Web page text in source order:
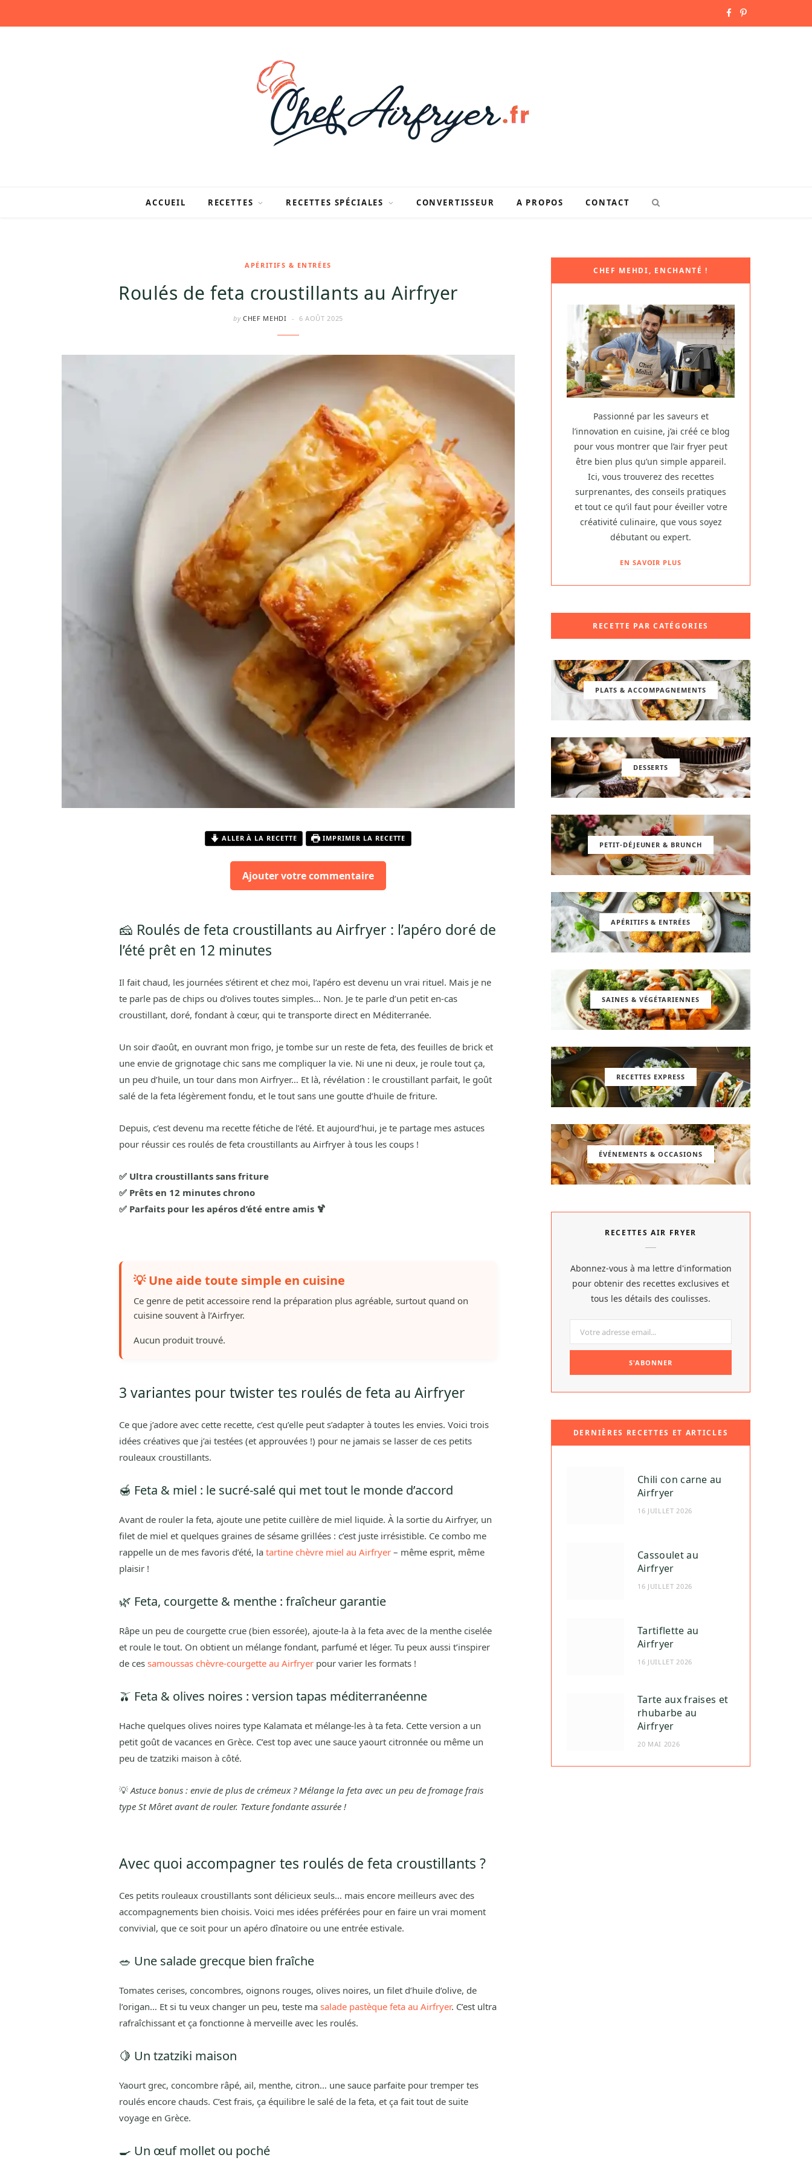
P
ACCUEIL RECETTES RECETTES SPÉCIALES CONVERTISSEUR A PROPOS CONTACT
APÉRITIFS & ENTRÉES
Roulés de feta croustillants au Airfryer
by CHEF MEHDI 6 AOÛT 2025
ALLER À LA RECETTE IMPRIMER LA RECETTE
Ajouter votre commentaire
🧀 Roulés de feta croustillants au Airfryer : l’apéro doré de
l’été prêt en 12 minutes
Il fait chaud, les journées s’étirent et chez moi, l’apéro est devenu un vrai rituel. Mais je ne
te parle pas de chips ou d’olives toutes simples… Non. Je te parle d’un petit en-cas
croustillant, doré, fondant à cœur, qui te transporte direct en Méditerranée.
Un soir d’août, en ouvrant mon frigo, je tombe sur un reste de feta, des feuilles de brick et
une envie de grignotage chic sans me compliquer la vie. Ni une ni deux, je roule tout ça,
un peu d’huile, un tour dans mon Airfryer… Et là, révélation : le croustillant parfait, le goût
salé de la feta légèrement fondu, et le tout sans une goutte d’huile de friture.
Depuis, c’est devenu ma recette fétiche de l’été. Et aujourd’hui, je te partage mes astuces
pour réussir ces roulés de feta croustillants au Airfryer à tous les coups !
✅ Ultra croustillants sans friture
✅ Prêts en 12 minutes chrono
✅ Parfaits pour les apéros d’été entre amis 🍹
💡 Une aide toute simple en cuisine
Ce genre de petit accessoire rend la préparation plus agréable, surtout quand on
cuisine souvent à l’Airfryer.
Aucun produit trouvé.
3 variantes pour twister tes roulés de feta au Airfryer
Ce que j’adore avec cette recette, c’est qu’elle peut s’adapter à toutes les envies. Voici trois
idées créatives que j’ai testées (et approuvées !) pour ne jamais se lasser de ces petits
rouleaux croustillants.
🍯 Feta & miel : le sucré-salé qui met tout le monde d’accord
Avant de rouler la feta, ajoute une petite cuillère de miel liquide. À la sortie du Airfryer, un
filet de miel et quelques graines de sésame grillées : c’est juste irrésistible. Ce combo me
rappelle un de mes favoris d’été, la tartine chèvre miel au Airfryer– même esprit, même
plaisir !
🌿 Feta, courgette & menthe : fraîcheur garantie
Râpe un peu de courgette crue (bien essorée), ajoute-la à la feta avec de la menthe ciselée
et roule le tout. On obtient un mélange fondant, parfumé et léger. Tu peux aussi t’inspirer
de ces samoussas chèvre-courgette au Airfryerpour varier les formats !
🫒 Feta & olives noires : version tapas méditerranéenne
Hache quelques olives noires type Kalamata et mélange-les à ta feta. Cette version a un
petit goût de vacances en Grèce. C’est top avec une sauce yaourt citronnée ou même un
peu de tzatziki maison à côté.
💡 Astuce bonus : envie de plus de crémeux ? Mélange la feta avec un peu de fromage frais
type St Môret avant de rouler. Texture fondante assurée !
Avec quoi accompagner tes roulés de feta croustillants ?
Ces petits rouleaux croustillants sont délicieux seuls… mais encore meilleurs avec des
accompagnements bien choisis. Voici mes idées préférées pour en faire un vrai moment
convivial, que ce soit pour un apéro dînatoire ou une entrée estivale.
🥗 Une salade grecque bien fraîche
Tomates cerises, concombres, oignons rouges, olives noires, un filet d’huile d’olive, de
l’origan… Et si tu veux changer un peu, teste ma salade pastèque feta au Airfryer. C’est ultra
rafraîchissant et ça fonctionne à merveille avec les roulés.
🍋 Un tzatziki maison
Yaourt grec, concombre râpé, ail, menthe, citron… une sauce parfaite pour tremper tes
roulés encore chauds. C’est frais, ça équilibre le salé de la feta, et ça fait tout de suite
voyage en Grèce.
🍳 Un œuf mollet ou poché
CHEF MEHDI, ENCHANTÉ !
Passionné par les saveurs et
l’innovation en cuisine, j’ai créé ce blog
pour vous montrer que l’air fryer peut
être bien plus qu’un simple appareil.
Ici, vous trouverez des recettes
surprenantes, des conseils pratiques
et tout ce qu’il faut pour éveiller votre
créativité culinaire, que vous soyez
débutant ou expert.
EN SAVOIR PLUS
RECETTE PAR CATÉGORIES
PLATS & ACCOMPAGNEMENTS
DESSERTS
PETIT-DÉJEUNER & BRUNCH
APÉRITIFS & ENTRÉES
SAINES & VÉGÉTARIENNES
RECETTES EXPRESS
ÉVÉNEMENTS & OCCASIONS
RECETTES AIR FRYER
Abonnez-vous à ma lettre d'information
pour obtenir des recettes exclusives et
tous les détails des coulisses.
DERNIÈRES RECETTES ET ARTICLES
Chili con carne au
Airfryer
16 JUILLET 2026
Cassoulet au
Airfryer
16 JUILLET 2026
Tartiflette au
Airfryer
16 JUILLET 2026
Tarte aux fraises et
rhubarbe au
Airfryer
20 MAI 2026